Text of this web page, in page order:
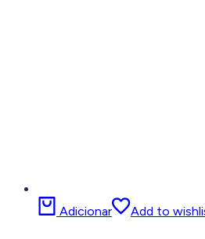
Adicionar Add to